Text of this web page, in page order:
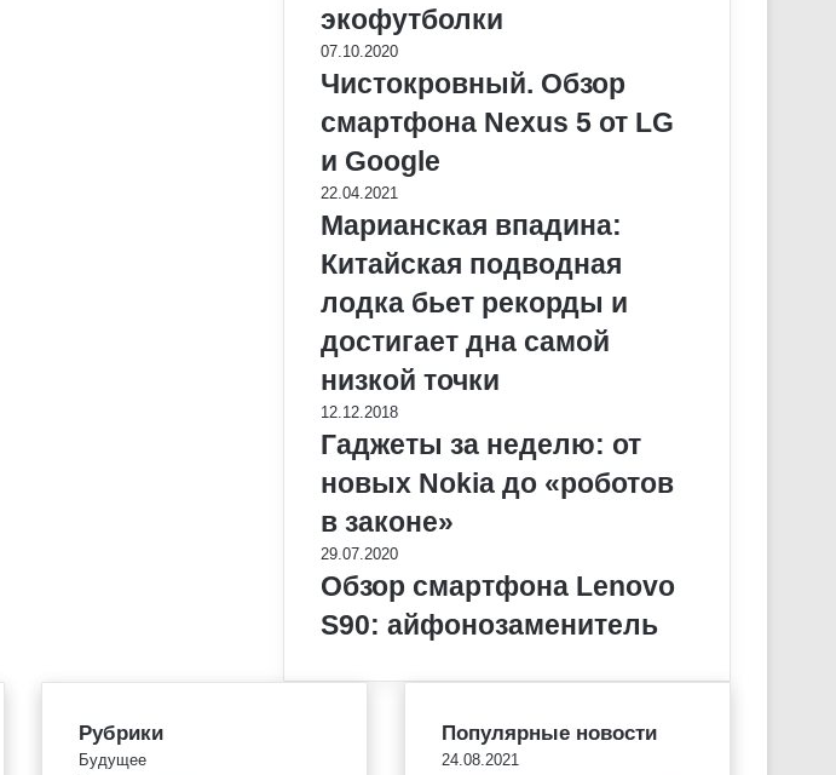
экофутболки
07.10.2020
Чистокровный. Обзор
смартфона Nexus 5 от LG
и Google
22.04.2021
Марианская впадина:
Китайская подводная
лодка бьет рекорды и
достигает дна самой
низкой точки
12.12.2018
Гаджеты за неделю: от
новых Nokia до «роботов
в законе»
29.07.2020
Обзор смартфона Lenovo
S90: айфонозаменитель
Рубрики
Будущее
Популярные новости
24.08.2021